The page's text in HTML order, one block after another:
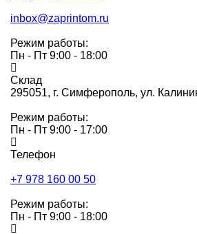
inbox@zaprintom.ru
Режим работы:
Пн - Пт 9:00 - 18:00
Склад
295051, г. Симферополь, ул.
Режим работы:
Пн - Пт 9:00 - 17:00
Телефон
+7 978 160 00 50
Режим работы:
Пн - Пт 9:00 - 18:00